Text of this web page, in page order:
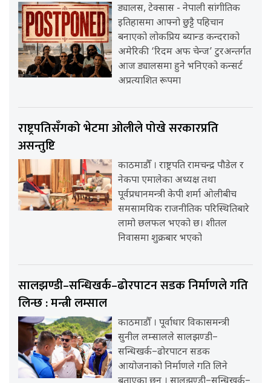
ड्यालस, टेक्सास - नेपाली सांगीतिक
इतिहासमा आफ्नो छुट्टै पहिचान
बनाएको लोकप्रिय ब्यान्ड कन्दराको
अमेरिकी ‘रिदम अफ चेन्ज’ टुरअन्तर्गत
आज ड्यालसमा हुने भनिएको कन्सर्ट
अप्रत्याशित रूपमा
राष्ट्रपतिसँगको भेटमा ओलीले पोखे सरकारप्रति
असन्तुष्टि
काठमाडौँ । राष्ट्रपति रामचन्द्र पौडेल र
नेकपा एमालेका अध्यक्ष तथा
पूर्वप्रधानमन्त्री केपी शर्मा ओलीबीच
समसामयिक राजनीतिक परिस्थितिबारे
लामो छलफल भएको छ। शीतल
निवासमा शुक्रबार भएको
सालझण्डी–सन्धिखर्क–ढोरपाटन सडक निर्माणले गति
लिन्छ : मन्त्री लम्साल
काठमाडौँ । पूर्वाधार विकासमन्त्री
सुनील लम्सालले सालझण्डी–
सन्धिखर्क–ढोरपाटन सडक
आयोजनाको निर्माणले गति लिने